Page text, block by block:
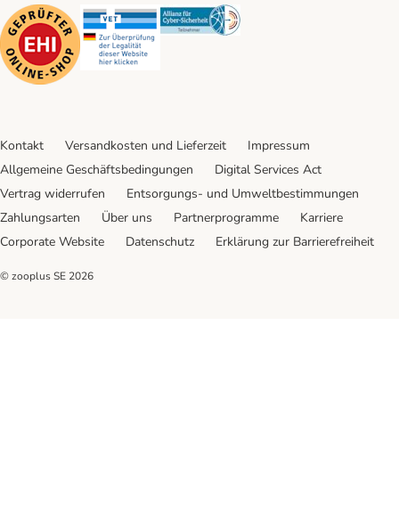
Security Security Security
Kontakt Versandkosten und Lieferzeit
Impressum
Allgemeine Geschäftsbedingungen
Digital Services Act
Vertrag widerrufen
Entsorgungs- und Umweltbestimmungen
Zahlungsarten
Über uns Partnerprogramme
Karriere
Corporate Website
Datenschutz Erklärung zur Barrierefreiheit
© zooplus SE 2026